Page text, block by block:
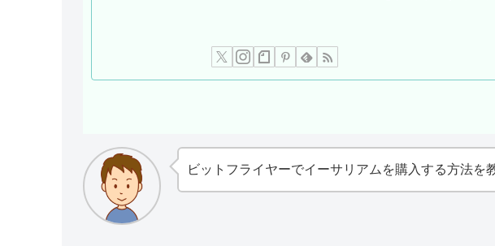
ビットフライヤーでイーサリアムを購入する方法を